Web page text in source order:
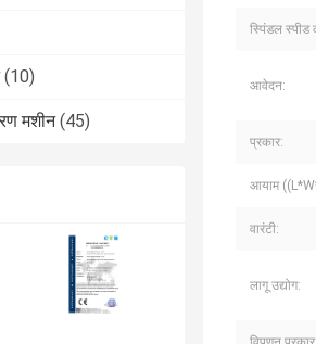
(10)
मशीन (45)
स्पिंडल स्पीड
आवेदन:
प्रकार:
आयाम
वारंटी:
लागू उद्योग: